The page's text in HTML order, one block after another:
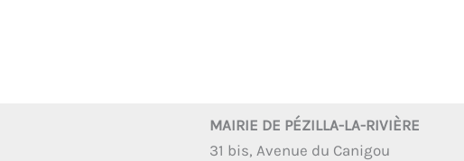
MAIRIE DE PÉZILLA-LA-RIVIÈRE
31 bis, Avenue du Canigou